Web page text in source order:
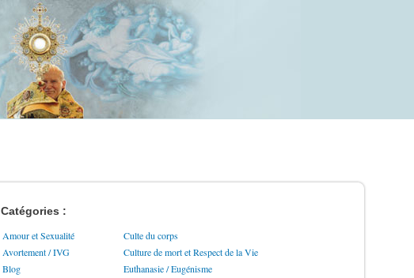
Catégories :
Amour et Sexualité
Culte du corps
Avortement / IVG
Culture de mort et Respect de la Vie
Blog
Euthanasie / Eugénisme